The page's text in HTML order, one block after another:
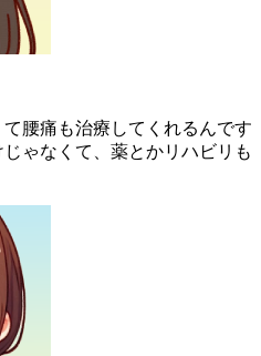
腰痛も治療してくれるんです
ゃなくて、薬とかリハビリも